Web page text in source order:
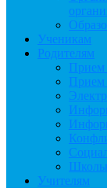
Ученикам
Родителям
Прием
Прием
Учителям